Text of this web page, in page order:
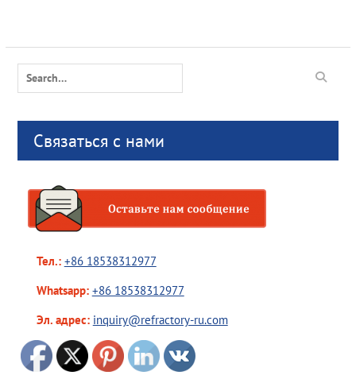
Search
Связаться с нами
Тел.: +86 18538312977
Whatsapp: +86 18538312977
Эл. адрес: inquiry@refractory-ru.com